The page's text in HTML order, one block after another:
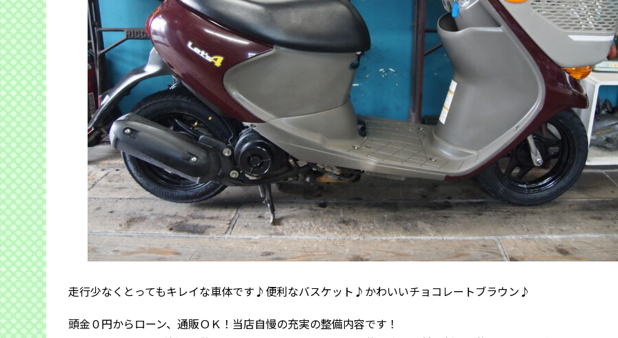
走行少なくとってもキレイな車体です♪便利なバスケット♪かわいいチョコレートブラウン♪
頭金０円からローン、通販ＯＫ！当店自慢の充実の整備内容です！